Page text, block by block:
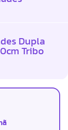
Dupla
Tribo